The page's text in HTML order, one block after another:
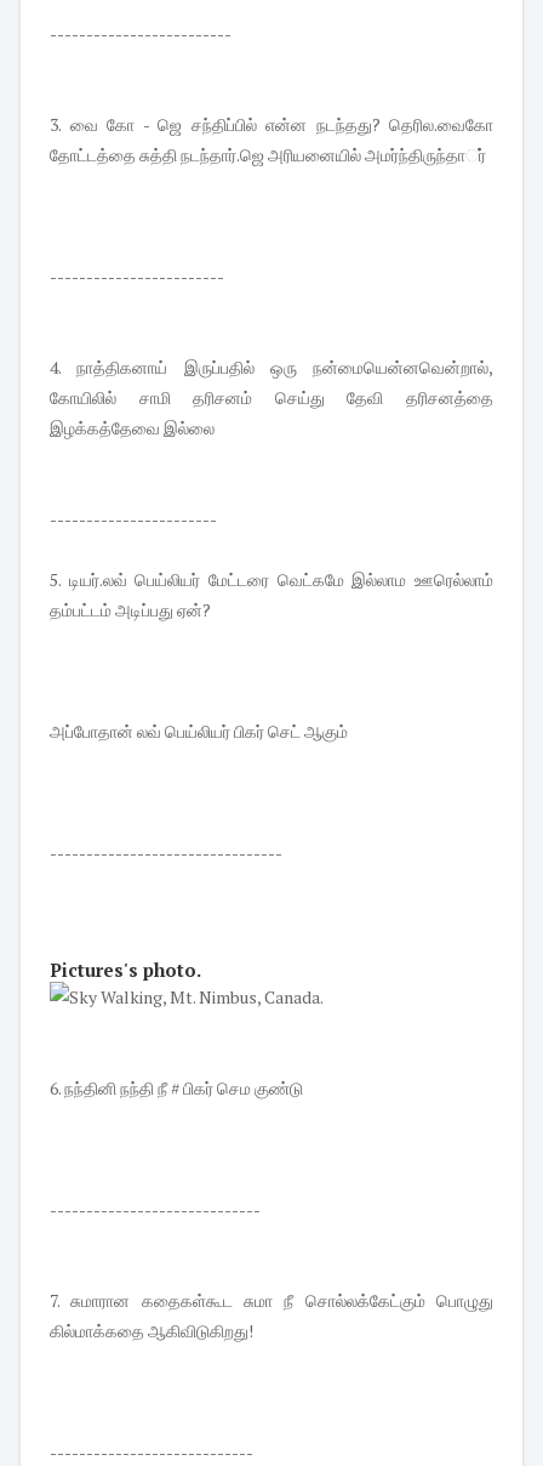
-------------------------
3. வை கோ - ஜெ சந்திப்பில் என்ன நடந்தது? தெரில.வைகோ
தோட்டத்தை சுத்தி நடந்தார்.ஜெ அரியனையில் அமர்ந்திருந்தார்்
------------------------
4. நாத்திகனாய் இருப்பதில் ஒரு நன்மையென்னவென்றால்,
கோயிலில் சாமி தரிசனம் செய்து தேவி தரிசனத்தை
இழக்கத்தேவை இல்லை
-----------------------
5. டியர்.லவ் பெய்லியர் மேட்டரை வெட்கமே இல்லாம ஊரெல்லாம்
தம்பட்டம் அடிப்பது ஏன்?
அப்போதான் லவ் பெய்லியர் பிகர் செட் ஆகும்
--------------------------------
Pictures's photo.
6. நந்தினி நந்தி நீ # பிகர் செம குண்டு
-----------------------------
7. சுமாரான கதைகள்கூட சுமா நீ சொல்லக்கேட்கும் பொழுது
கில்மாக்கதை ஆகிவிடுகிறது!
----------------------------